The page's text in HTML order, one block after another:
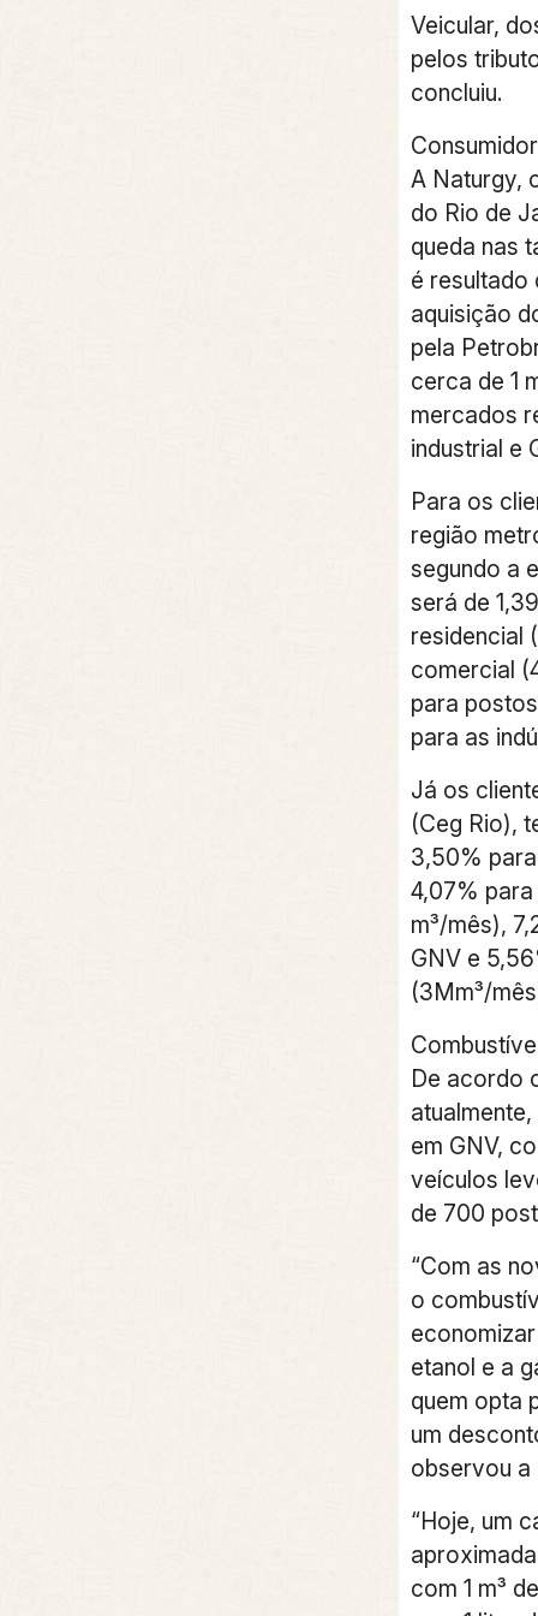
Veicular,
pelos
concluiu.
A Naturgy,
do Rio de
queda nas
é resultado
aquisição
pela
cerca de 1
mercados
industrial e
Para os
região
segundo a
será de
residencial
comercial
para
para as
Já os
(Ceg Rio),
3,50%
4,07%
m³/mês),
GNV e
(3Mm³/
De acordo
em GNV,
veículos
de 700
“Com as
o
etanol e a
quem opta
um
observou a
“Hoje, um
com 1 m³